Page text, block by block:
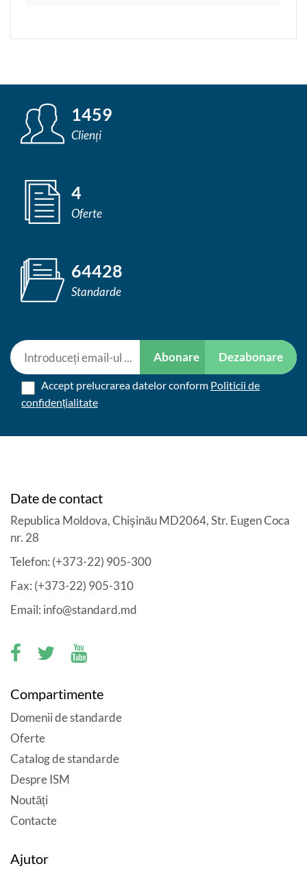
1459
Clienți
4
Oferte
64428
Standarde
Abonare Dezabonare
Accept prelucrarea datelor conform Politicii de
confidențialitate
Date de contact
Republica Moldova, Chişinău MD2064, Str. Eugen Coca
nr. 28
Telefon: (+373-22) 905-300
Fax: (+373-22) 905-310
Email: info@standard.md
Compartimente
Domenii de standarde
Oferte
Catalog de standarde
Despre ISM
Noutăți
Contacte
Ajutor